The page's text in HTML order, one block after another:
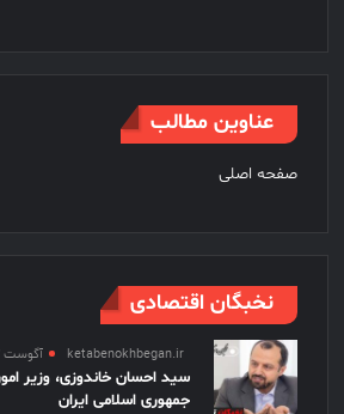
عناوین مطالب
صفحه اصلی
نخبگان اقتصادی
ketabenokhbegan.ir آگوست 17, 2021
سید احسان خاندوزی، وزیر
جمهوری اسلامی ایران